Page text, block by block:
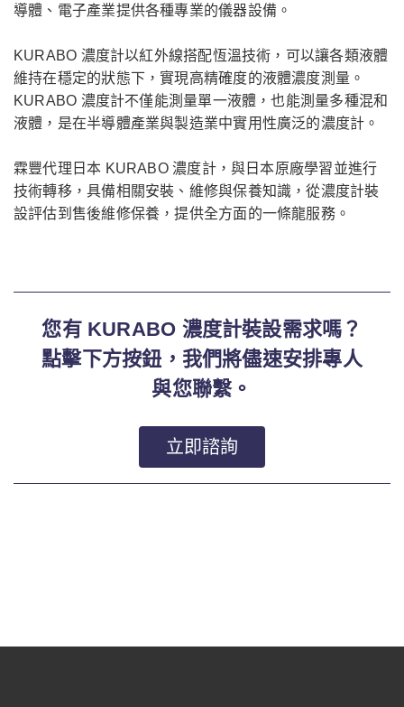
導體、電子產業提供各種專業的儀器設備。
KURABO 濃度計以紅外線搭配恆溫技術，可以讓各類液體
維持在穩定的狀態下，實現高精確度的液體濃度測量。
KURABO 濃度計不僅能測量單一液體，也能測量多種混和
液體，是在半導體產業與製造業中實用性廣泛的濃度計。
霖豐代理日本 KURABO 濃度計，與日本原廠學習並進行
技術轉移，具備相關安裝、維修與保養知識，從濃度計裝
設評估到售後維修保養，提供全方面的一條龍服務。
您有 KURABO 濃度計裝設需求嗎？
點擊下方按鈕，我們將儘速安排專人
與您聯繫。
立即諮詢